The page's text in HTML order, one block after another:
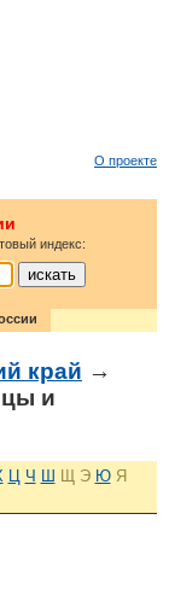
О проекте
индекс:
край →
и
Ц Ч Ш Щ Э Ю Я